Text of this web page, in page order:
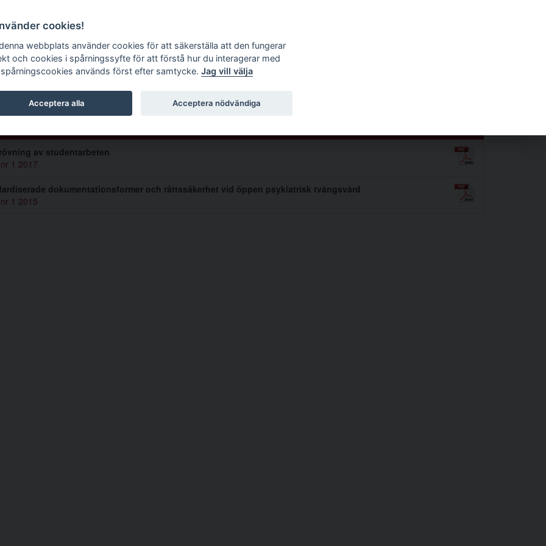
tidskrift
Wendel
av studentarbeten
1 2017
dokumentationsformer och rättssäkerhet vid öppen psykiatrisk tvångsvård
1 2015
cookies!
webbplats använder cookies för att säkerställa att den fungerar
och cookies i spårningssyfte för att förstå hur du interagerar med
används först efter samtycke. Jag vill välja
Acceptera alla Acceptera nödvändiga